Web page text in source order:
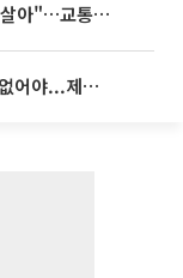
'굿 윌 헌팅' 배우 "기아 EV2 덕분에 살아"…교통사고 후 안전성 극찬
李대통령 “청년이 결혼 망설이는 일 없어야...제도상 불이익 조사”